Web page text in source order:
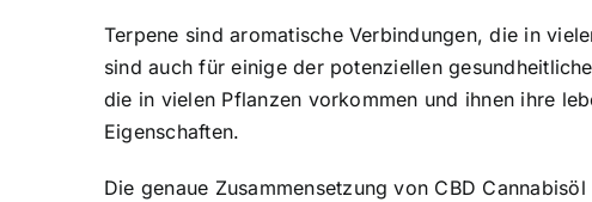
Terpene sind aromatische Verbindungen, die in
sind auch für einige der potenziellen
die in vielen Pflanzen vorkommen und ihnen ihre
Eigenschaften.
Die genaue Zusammensetzung von CBD